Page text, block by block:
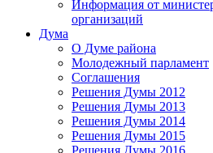
Информация от
организаций
Дума
О Думе района
Молодежный парламент
Соглашения
Решения Думы 2012
Решения Думы 2013
Решения Думы 2014
Решения Думы 2015
Решения Думы 2016